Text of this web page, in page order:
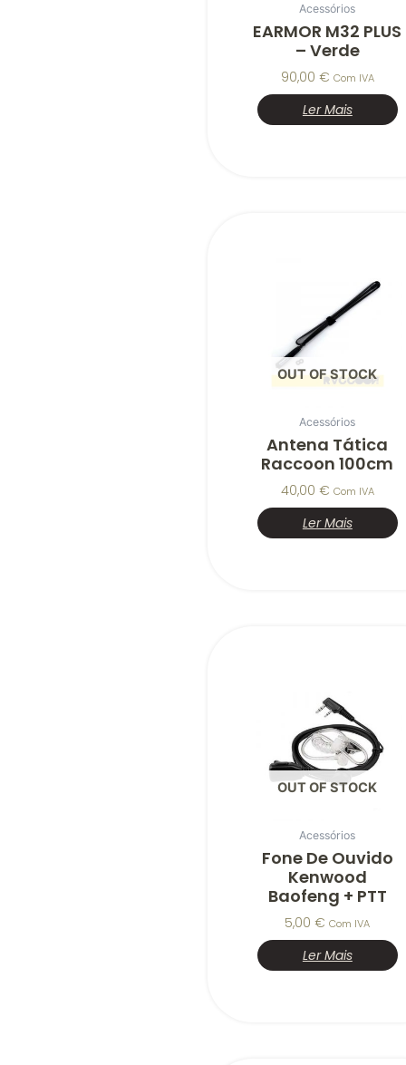
Acessórios
EARMOR M32 PLUS
– Verde
90,00 € Com IVA
Ler Mais
OUT OF STOCK
Acessórios
Antena Tática
Raccoon 100cm
40,00 € Com IVA
Ler Mais
OUT OF STOCK
Acessórios
Fone De Ouvido
Kenwood
Baofeng + PTT
5,00€ Com IVA
Ler Mais